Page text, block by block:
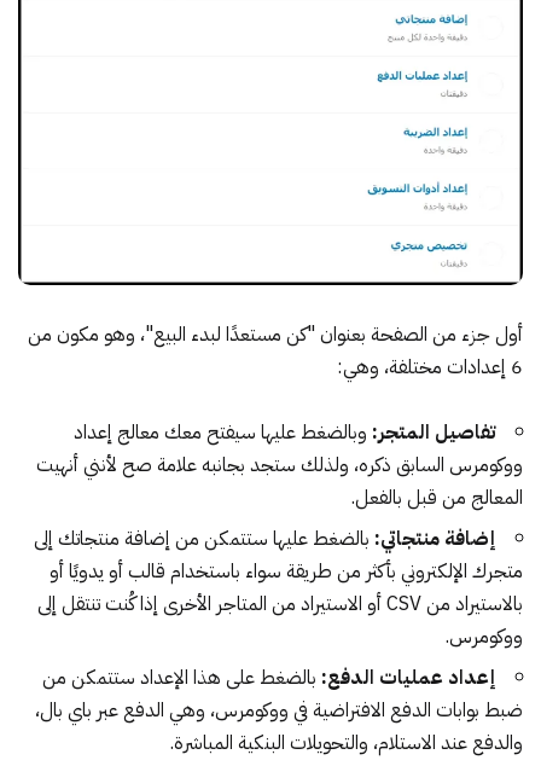
أول جزء من الصفحة بعنوان "كن مستعدًا لبدء البيع"، وهو مكون من
6 إعدادات مختلفة، وهي:
تفاصيل المتجر: وبالضغط عليها سيفتح معك معالج إعداد
ووكومرس السابق ذكره، ولذلك ستجد بجانبه علامة صح لأنني أنهيت
المعالج من قبل بالفعل.
إضافة منتجاتي: بالضغط عليها ستتمكن من إضافة منتجاتك إلى
متجرك الإلكتروني بأكثر من طريقة سواء باستخدام قالب أو يدويًا أو
بالاستيراد من CSV أو الاستيراد من المتاجر الأخرى إذا كُنت تنتقل إلى
ووكومرس.
إعداد عمليات الدفع: بالضغط على هذا الإعداد ستتمكن من
ضبط بوابات الدفع الافتراضية في ووكومرس، وهي الدفع عبر باي بال،
والدفع عند الاستلام، والتحويلات البنكية المباشرة.